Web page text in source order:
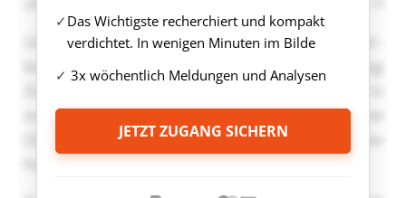
Das Wichtigste recherchiert und kompakt
verdichtet. In wenigen Minuten im Bilde
3x wöchentlich Meldungen und Analysen
JETZT ZUGANG SICHERN